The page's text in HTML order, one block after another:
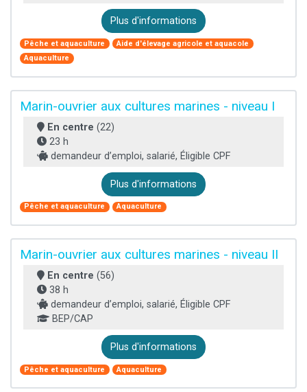
Plus d'informations
Pêche et aquaculture
Aide d'élevage agricole et aquacole
Aquaculture
Marin-ouvrier aux cultures marines - niveau I
En centre (22)
23 h
demandeur d’emploi, salarié, Éligible CPF
Plus d'informations
Pêche et aquaculture Aquaculture
Marin-ouvrier aux cultures marines - niveau II
En centre (56)
38 h
demandeur d’emploi, salarié, Éligible CPF
BEP/CAP
Plus d'informations
Pêche et aquaculture Aquaculture